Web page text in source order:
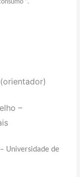
“.
–
Universidade de